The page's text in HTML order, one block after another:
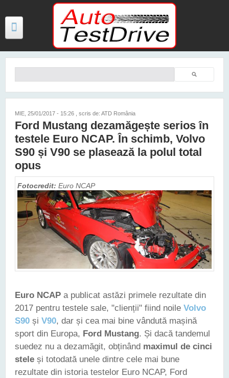
Mergi la conţinutul principal
TESTE
FOTO
VIDEO
PREȚURI MODELE NOI
MAȘINI ELECTRICE ȘI HIBRID
CONTACT
Căutare
MIE, 25/01/2017 - 15:26 , scris de: ATD România
Ford Mustang dezamăgește serios în
testele Euro NCAP. În schimb, Volvo
S90 și V90 se plasează la polul total
opus
Fotocredit: Euro NCAP
Euro NCAP a publicat astăzi primele rezultate din
2017 pentru testele sale, "clienții" fiind noile Volvo
S90 și V90, dar și cea mai bine vândută mașină
sport din Europa, Ford Mustang. Și dacă tandemul
suedez nu a dezamăgit, obținând maximul de cinci
stele și totodată unele dintre cele mai bune
rezultate din istoria testelor Euro NCAP, Ford